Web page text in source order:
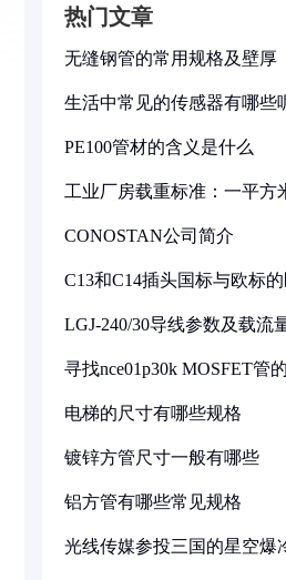
热门文章
无缝钢管的常用规格及壁厚
生活中常见的传感器有哪些
PE100管材的含义是什么
工业厂房载重标准：一平方
CONOSTAN公司简介
C13和C14插头国标与欧标
LGJ-240/30导线参数及载流
寻找nce01p30k MOSFET管
电梯的尺寸有哪些规格
镀锌方管尺寸一般有哪些
铝方管有哪些常见规格
光线传媒参投三国的星空爆